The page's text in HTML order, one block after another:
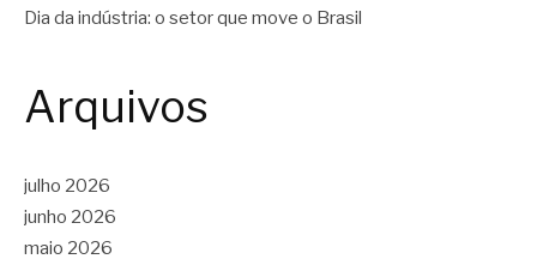
Dia da indústria: o setor que move o Brasil
Arquivos
julho 2026
junho 2026
maio 2026